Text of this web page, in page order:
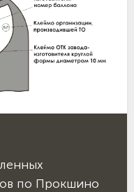
по Прокшино